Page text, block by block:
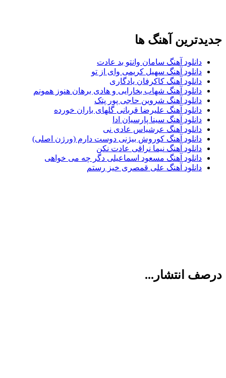
آهنگ ها
دانلود آهنگ سامان وانتو بد عادت
دانلود آهنگ سهیل کریمی وای از تو
دانلود آهنگ کاکرفان یادگاری
دانلود آهنگ شهاب بخارایی و هادی برهان هنوز همونم
دانلود آهنگ شروین حاجی پور پتک
دانلود آهنگ علیرضا قربانی گلهای باران خورده
دانلود آهنگ سینا پارسیان ادا
دانلود آهنگ عرشیاس عادی نی
دانلود آهنگ کوروش بیژنی دوست دارم (ورژن اصلی)
دانلود آهنگ نیما نراقی عادت نکن
دانلود آهنگ مسعود اسماعیلی دگر چه می خواهی
دانلود آهنگ علی قمصری خیز رستم
انتشار...